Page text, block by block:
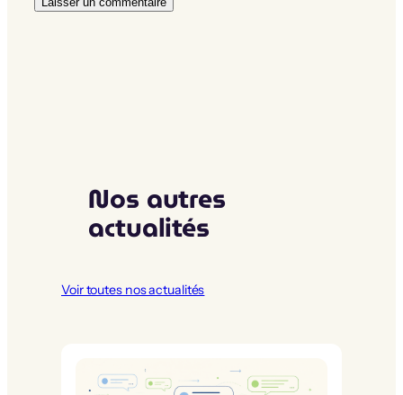
Nos autres
actualités
Voir toutes nos actualités